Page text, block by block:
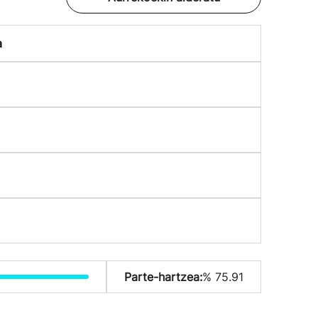
Parte-hartzea:% 75.91